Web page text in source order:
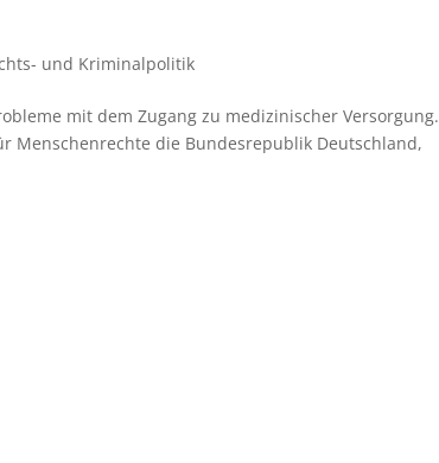
und Kriminalpolitik
mit dem Zugang zu medizinischer Versorgung.
Menschenrechte die Bundesrepublik Deutschland,